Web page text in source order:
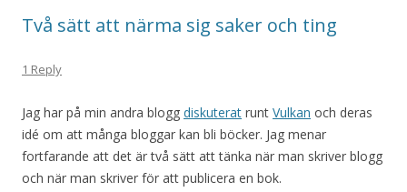
Två sätt att närma sig saker och ting
1 Reply
Jag har på min andra blogg diskuterat runt Vulkan och deras
idé om att många bloggar kan bli böcker. Jag menar
fortfarande att det är två sätt att tänka när man skriver blogg
och när man skriver för att publicera en bok.